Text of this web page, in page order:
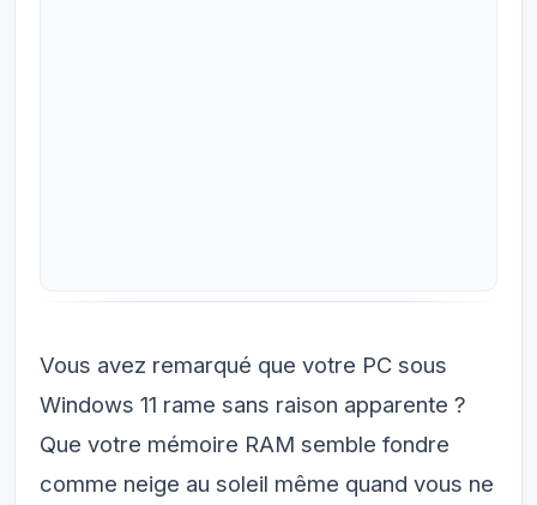
Vous avez remarqué que votre PC sous
Windows 11 rame sans raison apparente ?
Que votre mémoire RAM semble fondre
comme neige au soleil même quand vous ne